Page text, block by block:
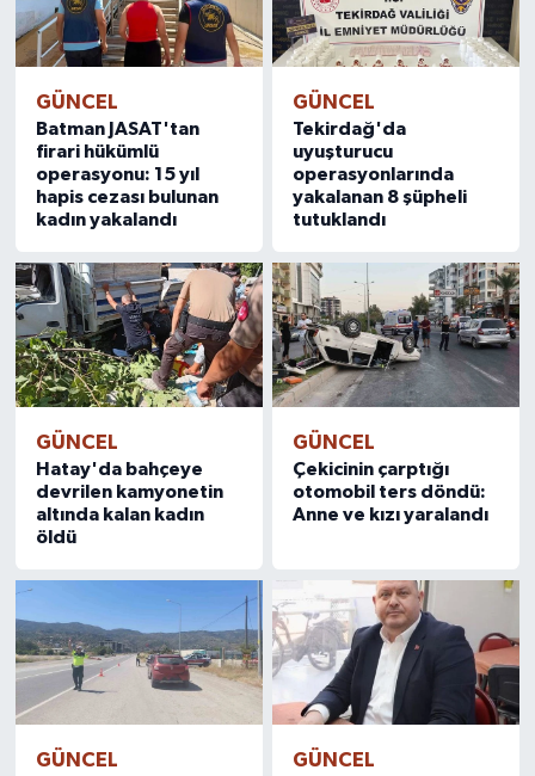
GÜNCEL
Batman JASAT'tan
firari hükümlü
operasyonu: 15 yıl
hapis cezası bulunan
kadın yakalandı
GÜNCEL
Tekirdağ'da
uyuşturucu
operasyonlarında
yakalanan 8 şüpheli
tutuklandı
GÜNCEL
Hatay'da bahçeye
devrilen kamyonetin
altında kalan kadın
öldü
GÜNCEL
Çekicinin çarptığı
otomobil ters döndü:
Anne ve kızı yaralandı
GÜNCEL GÜNCEL